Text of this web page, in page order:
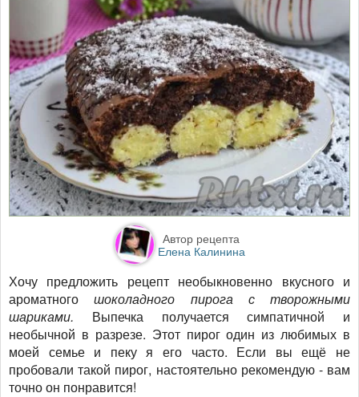
Автор рецепта
Елена Калинина
Хочу предложить рецепт необыкновенно вкусного и
ароматногошоколадного пирога с творожными
шариками. Выпечка получается
симпатичной и
необычной в разрезе. Этот пирог один из любимых в
моей семье и пеку я его часто. Если вы ещё не
пробовали такой пирог, настоятельно рекомендую - вам
точно он понравится!